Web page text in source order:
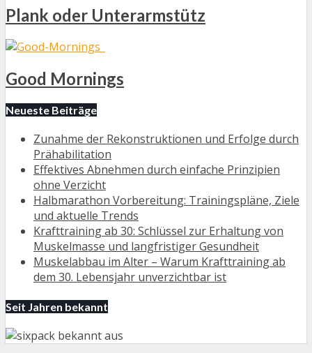
Plank oder Unterarmstütz
Good Mornings
Neueste Beiträge
Zunahme der Rekonstruktionen und Erfolge durch
Prähabilitation
Effektives Abnehmen durch einfache Prinzipien
ohne Verzicht
Halbmarathon Vorbereitung: Trainingspläne, Ziele
und aktuelle Trends
Krafttraining ab 30: Schlüssel zur Erhaltung von
Muskelmasse und langfristiger Gesundheit
Muskelabbau im Alter – Warum Krafttraining ab
dem 30. Lebensjahr unverzichtbar ist
Seit Jahren bekannt